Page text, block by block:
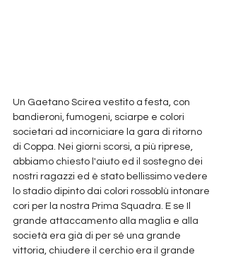
Un Gaetano Scirea vestito a festa, con
bandieroni, fumogeni, sciarpe e colori
societari ad incorniciare la gara di ritorno
di Coppa. Nei giorni scorsi, a più riprese,
abbiamo chiesto l'aiuto ed il sostegno dei
nostri ragazzi ed è stato bellissimo vedere
lo stadio dipinto dai colori rossoblù intonare
cori per la nostra Prima Squadra. E se Il
grande attaccamento alla maglia e alla
società era già di per sé una grande
vittoria, chiudere il cerchio era il grande